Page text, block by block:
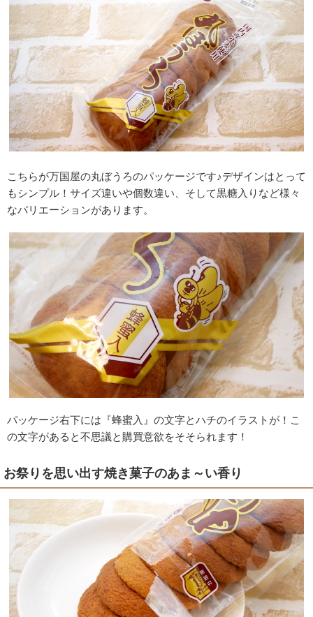
こちらが万国屋の丸ぼうろのパッケージです♪デザインはとって
もシンプル！サイズ違いや個数違い、そして黒糖入りなど様々
なバリエーションがあります。
パッケージ右下には『蜂蜜入』の文字とハチのイラストが！こ
の文字があると不思議と購買意欲をそそられます！
お祭りを思い出す焼き菓子のあま～い香り